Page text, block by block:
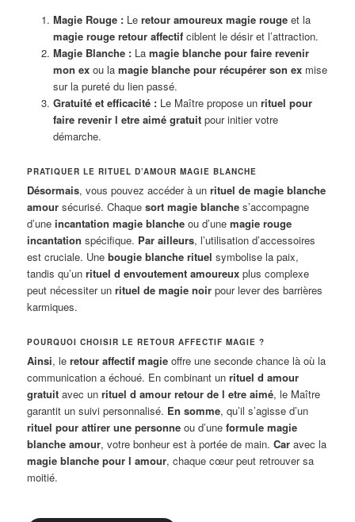
Magie Rouge :Le retour amoureux magie rougeet la
magie rouge retour affectifciblent le désir et l’attraction.
Magie Blanche :La magie blanche pour faire revenir
mon exou la magie blanche pour récupérer son exmise
sur la pureté du lien passé.
Gratuité et efficacité :Le Maître propose un rituel pour
faire revenir l etre aimé gratuitpour initier votre
démarche.
PRATIQUER LE RITUEL D’AMOUR MAGIE BLANCHE
Désormais, vous pouvez accéder à unrituel de magie blanche
amour sécurisé. Chaquesort magie blanche s’accompagne
d’uneincantation magie blanche ou d’unemagie rouge
incantation spécifique. Par ailleurs, l’utilisation d’accessoires
est cruciale. Unebougie blanche rituel symbolise la paix,
tandis qu’unrituel d envoutement amoureux plus complexe
peut nécessiter unrituel de magie noir pour lever des barrières
karmiques.
POURQUOI CHOISIR LE RETOUR AFFECTIF MAGIE ?
Ainsi, leretour affectif magie offre une seconde chance là où la
communication a échoué. En combinant unrituel d amour
gratuit avec unrituel d amour retour de l etre aimé, le Maître
garantit un suivi personnalisé. En somme, qu’il s’agisse d’un
rituel pour attirer une personne ou d’uneformule magie
blanche amour, votre bonheur est à portée de main.Car avec la
magie blanche pour l amour, chaque cœur peut retrouver sa
moitié.